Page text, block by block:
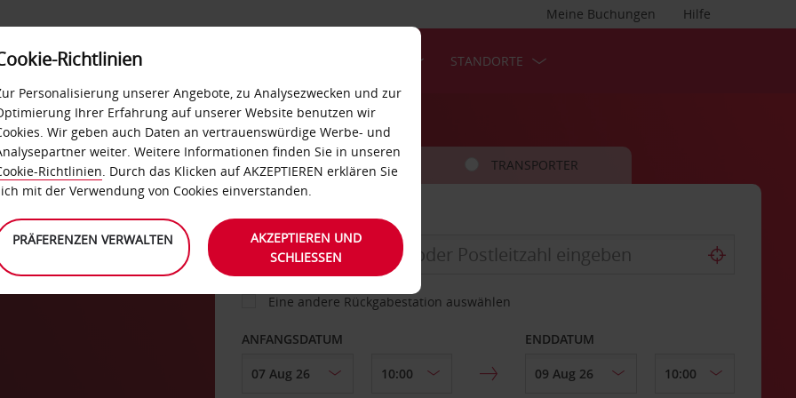
Hilfe
Meine Buchungen
SELF-SERVICES STANDORTE
FAHRZEUG TRANSPORTER
ABHOLEN VON
Eine andere Rückgabestation auswählen
ANFANGSDATUM ENDDATUM
Richtlinien
Personalisierung unserer Angebote, zu Analysezwecken und zur
Ihrer Erfahrung auf unserer Website benutzen wir
Wir geben auch Daten an vertrauenswürdige Werbe- und
weiter. Weitere Informationen finden Sie in unseren
Richtlinien. Durch das Klicken auf AKZEPTIEREN erklären Sie
mit der Verwendung von Cookies einverstanden.
PRÄFERENZEN VERWALTEN
AKZEPTIEREN UND
SCHLIESSEN